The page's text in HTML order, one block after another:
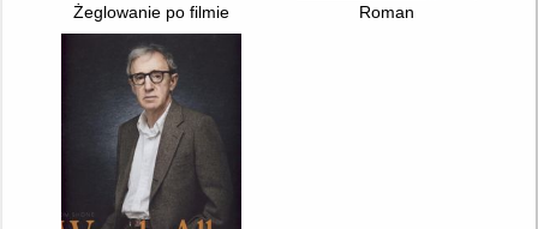
Żeglowanie po filmie Roman